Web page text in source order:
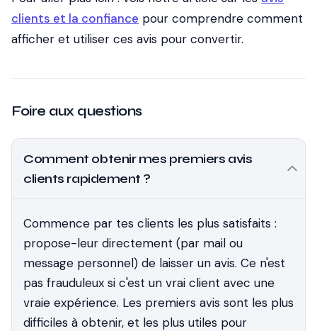
clients et la confiance pour comprendre comment
afficher et utiliser ces avis pour convertir.
Foire aux questions
Comment obtenir mes premiers avis
clients rapidement ?
Commence par tes clients les plus satisfaits :
propose-leur directement (par mail ou
message personnel) de laisser un avis. Ce n'est
pas frauduleux si c'est un vrai client avec une
vraie expérience. Les premiers avis sont les plus
difficiles à obtenir, et les plus utiles pour